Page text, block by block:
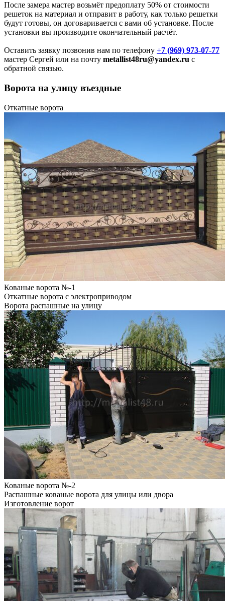
После замера мастер возьмёт предоплату 50% от стоимости
решеток на материал и отправит в работу, как только решетки
будут готовы, он договаривается с вами об установке. После
установки вы производите окончательный расчёт.
Оставить заявку позвонив нам по телефону +7 (969) 973-07-77
мастер Сергей или на почту metallist48ru@yandex.ru с
обратной связью.
Ворота на улицу въездные
Откатные ворота
Кованые ворота №-1
Откатные ворота с электроприводом
Ворота распашные на улицу
Кованые ворота №-2
Распашные кованые ворота для улицы или двора
Изготовление ворот